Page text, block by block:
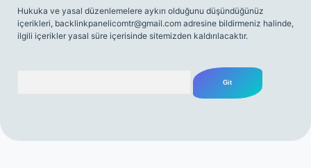
Hukuka ve yasal düzenlemelere aykırı olduğunu düşündüğünüz
içerikleri, backlinkpanelicomtr@gmail.com adresine bildirmeniz halinde,
ilgili içerikler yasal süre içerisinde sitemizden kaldırılacaktır.